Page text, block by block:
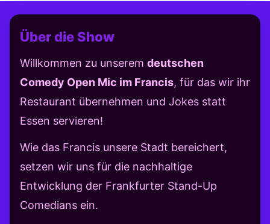
Über die Show
Willkommen zu unserem deutschen
Comedy Open Mic im Francis, für das wir ihr
Restaurant übernehmen und Jokes statt
Essen servieren!
Wie das Francis unsere Stadt bereichert,
setzen wir uns für die nachhaltige
Entwicklung der Frankfurter Stand-Up
Comedians ein.